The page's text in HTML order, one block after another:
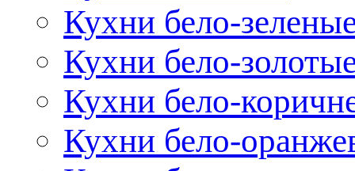
Кухни бело-
Кухни бело-
Кухни бело-
Кухни бело-